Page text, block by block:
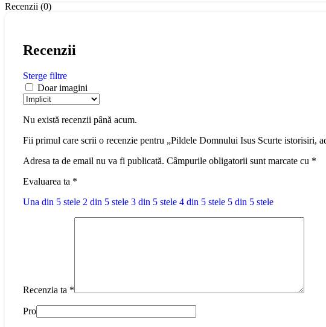
Recenzii (0)
Recenzii
Sterge filtre
Doar imagini
Nu există recenzii până acum.
Fii primul care scrii o recenzie pentru „Pildele Domnului Isus Scurte istorisiri,
Adresa ta de email nu va fi publicată. Câmpurile obligatorii sunt marcate cu *
Evaluarea ta *
Una din 5 stele 2 din 5 stele 3 din 5 stele 4 din 5 stele 5 din 5 stele
Recenzia ta *
Pro